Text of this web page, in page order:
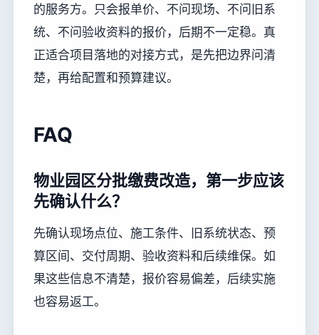
的服务方。只会报单价、不问现场、不问旧系
统、不问验收资料的报价，后期不一定稳。真
正适合项目落地的对接方式，是先把边界问清
楚，再给配置和预算建议。
FAQ
物业园区分批缴费改造，第一步应该
先确认什么？
先确认现场点位、施工条件、旧系统状态、预
算区间、交付周期、验收资料和后续维保。如
果这些信息不清楚，报价容易偏差，后续实施
也容易返工。